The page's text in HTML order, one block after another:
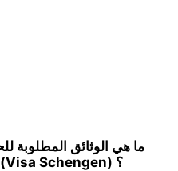
ما هي الوثائق المطلوبة
فيزا شنغن (Visa Schengen) ؟